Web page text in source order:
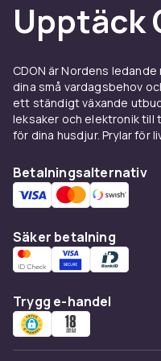
dem upprätta och
ligger och skräpar
grepp vid styrkelyft
kritvärk och
gymmet.
Koner,
Till kondition,
träningskonerför
övningar, ofta
för
andningsmotstånd
som simulerar
Skydd för
Tandskydd
mer skräddarsydda
Upptäck
CDON är Nordens
dina små vardagsbehov
ett ständigt växande
leksaker och elektronik
för dina husdjur. Prylar för
Betalningsalternativ
Säker betalning
Trygg e-handel